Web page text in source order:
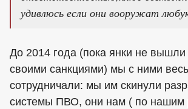
удивлюсь если они вооружат
До 2014 года (пока янки не вышли
своими санкциями) мы с ними
сотрудничали: мы им скинули
системы ПВО, они нам ( по нашим